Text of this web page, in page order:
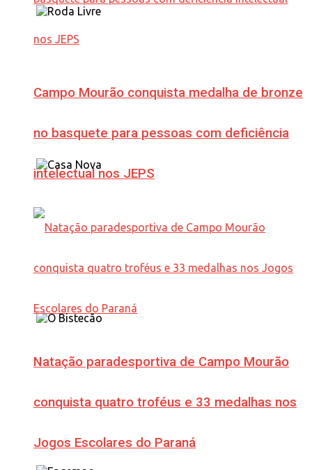
Campo Mourão conquista medalha de bronze
no basquete para pessoas com deficiência
intelectual nos JEPS
Natação paradesportiva de Campo Mourão
conquista quatro troféus e 33 medalhas nos
Jogos Escolares do Paraná